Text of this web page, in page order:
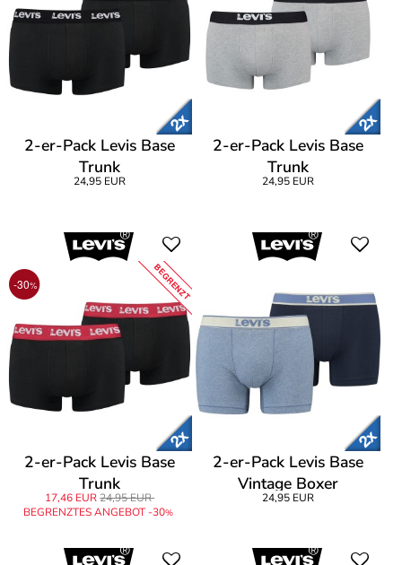
2-er-Pack Levis Base
Trunk
24,95 EUR
2-er-Pack Levis Base
Trunk
24,95 EUR
-30% BEGRENZT
2-er-Pack Levis Base
Trunk
17,46 EUR24,95 EUR
BEGRENZTES ANGEBOT -30%
2-er-Pack Levis Base
Vintage Boxer
24,95 EUR